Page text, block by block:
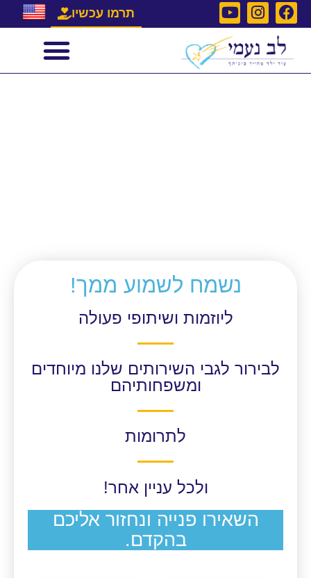
תרמו עכשיו
נשמח לשמוע ממך!
ליוזמות ושיתופי פעולה
לבירור לגבי השירותים שלנו מיוחדים
ומשפחותיהם
לתרומות
ולכל עניין אחר!
השאירו פנייה ונחזור אליכם
בהקדם.